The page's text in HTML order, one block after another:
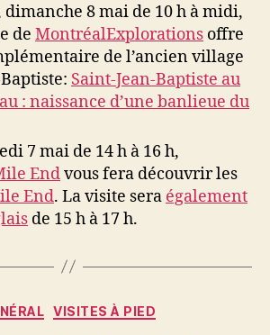
dimanche 8 mai de 10 h à midi,
de MontréalExplorations offre
de l’ancien village
Saint-Jean-Baptiste au
: naissance d’une banlieue du
7 mai de 14 h à 16 h,
Endvous fera découvrir les
End. La visite sera également
de 15 h à 17 h.
Catégories
VISITES À PIED